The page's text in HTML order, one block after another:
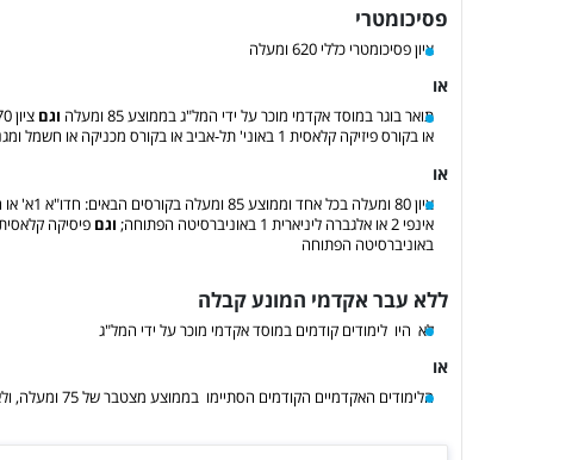
פסיכומטרי
ציון פסיכומטרי כללי 620 ומעלה
או
תואר בוגר במוסד אקדמי מוכר על ידי המל"ג בממוצע 85 ומעלה וגם
או בקורס פיזיקה קלאסית 1 באוני' תל-אביב או בקורס מכניקה או חשמל ומגנטיות של האוניברסיטה הפתוחה;
או
אינפי 2 או אלגברה ליניארית 1 באוניברסיטה הפתוחה;
וגם
באוניברסיטה הפתוחה
ללא עבר אקדמי המונע קבלה
לא היו לימודים קודמים במוסד אקדמי מוכר על ידי המל"ג
או
הלימודים האקדמיים הקודמים הסתיימו בממוצע מצטבר של 75 ומעלה, ולא הופסקו מסיבות אקדמיות (כגון כישלון בקורסים)